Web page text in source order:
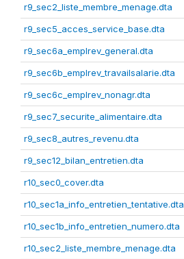
r9_sec2_liste_membre_menage.dta
r9_sec5_acces_service_base.dta
r9_sec6a_emplrev_general.dta
r9_sec6b_emplrev_travailsalarie.dta
r9_sec6c_emplrev_nonagr.dta
r9_sec7_securite_alimentaire.dta
r9_sec8_autres_revenu.dta
r9_sec12_bilan_entretien.dta
r10_sec0_cover.dta
r10_sec1a_info_entretien_tentative.dta
r10_sec1b_info_entretien_numero.dta
r10_sec2_liste_membre_menage.dta